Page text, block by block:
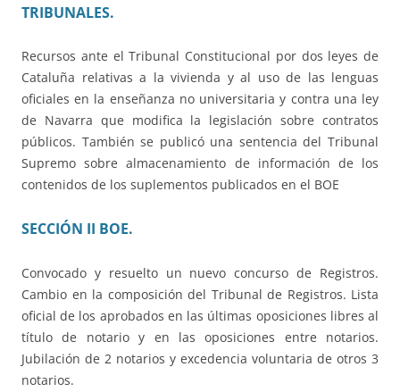
TRIBUNALES.
Recursos ante el Tribunal Constitucional por dos leyes de
Cataluña relativas a la vivienda y al uso de las lenguas
oficiales en la enseñanza no universitaria y contra una ley
de Navarra que modifica la legislación sobre contratos
públicos. También se publicó una sentencia del Tribunal
Supremo sobre almacenamiento de información de los
contenidos de los suplementos publicados en el BOE
SECCIÓN II BOE.
Convocado y resuelto un nuevo concurso de Registros.
Cambio en la composición del Tribunal de Registros. Lista
oficial de los aprobados en las últimas oposiciones libres al
título de notario y en las oposiciones entre notarios.
Jubilación de 2 notarios y excedencia voluntaria de otros 3
notarios.